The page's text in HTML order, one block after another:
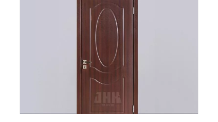
کمفرٹ روم کے لیے پیویسی پلاسٹک کے دروازے